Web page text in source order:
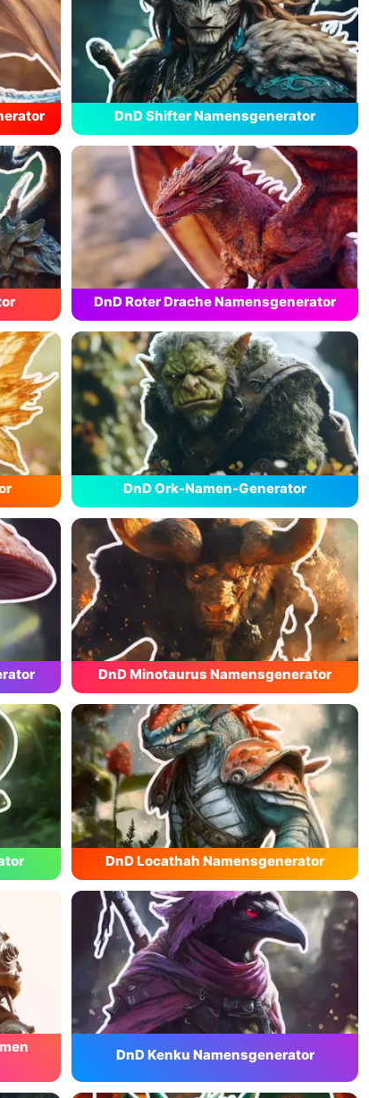
DnD Shifter Namensgenerator
DnD Roter Drache Namensgenerator
DnD Ork-Namen-Generator
DnD Minotaurus Namensgenerator
DnD Locathah Namensgenerator
DnD Kenku Namensgenerator